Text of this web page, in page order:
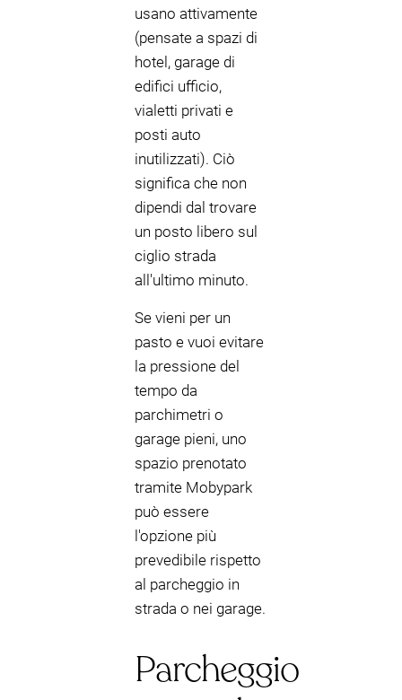
usano attivamente
(pensate a spazi di
hotel, garage di
edifici ufficio,
vialetti privati e
posti auto
inutilizzati). Ciò
significa che non
dipendi dal trovare
un posto libero sul
ciglio strada
all'ultimo minuto.
Se vieni per un
pasto e vuoi evitare
la pressione del
tempo da
parchimetri o
garage pieni, uno
spazio prenotato
tramite Mobypark
può essere
l'opzione più
prevedibile rispetto
al parcheggio in
strada o nei garage.
Parcheggio